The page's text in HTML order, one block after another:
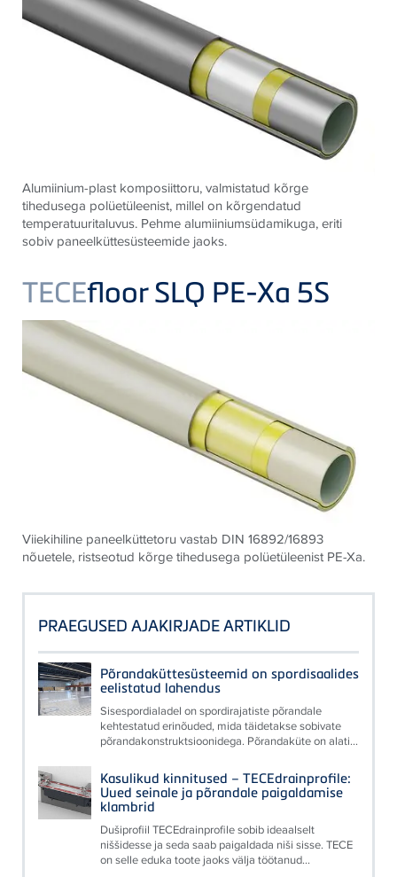
Alumiinium-plast komposiittoru, valmistatud kõrge
tihedusega polüetüleenist, millel on kõrgendatud
temperatuuritaluvus. Pehme alumiiniumsüdamikuga, eriti
sobiv paneelküttesüsteemide jaoks.
TECEfloor SLQ PE-Xa 5S
Viiekihiline paneelküttetoru vastab DIN 16892/16893
nõuetele, ristseotud kõrge tihedusega polüetüleenist PE-Xa.
PRAEGUSED AJAKIRJADE ARTIKLID
Põrandaküttesüsteemid on spordisaalides
eelistatud lahendus
Sisespordialadel on spordirajatiste põrandale
kehtestatud erinõuded, mida täidetakse sobivate
põrandakonstruktsioonidega. Põrandaküte on alati...
Kasulikud kinnitused – TECEdrainprofile:
Uued seinale ja põrandale paigaldamise
klambrid
Dušiprofiil TECEdrainprofile sobib ideaalselt
niššidesse ja seda saab paigaldada niši sisse. TECE
on selle eduka toote jaoks välja töötanud...